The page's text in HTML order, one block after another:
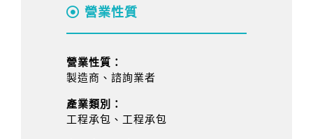
營業性質
營業性質：
製造商、諮詢業者
產業類別：
工程承包、工程承包